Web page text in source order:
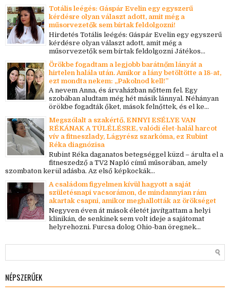
Totális leégés: Gáspár Evelin egy egyszerű
kérdésre olyan választ adott, amit még a
műsorvezetők sem bírtak feldolgozni!
Hirdetés Totális leégés: Gáspár Evelin egy egyszerű
kérdésre olyan választ adott, amit még a
műsorvezetők sem bírtak feldolgozni Játékos...
Örökbe fogadtam a legjobb barátnőm lányát a
hirtelen halála után. Amikor a lány betöltötte a 18-at,
ezt mondta nekem: „Pakolnod kell!”
A nevem Anna, és árvaházban nőttem fel. Egy
szobában aludtam még hét másik lánnyal. Néhányan
örökbe fogadták őket, mások felnőttek, és el ke...
Megszólalt a szakértő, ENNYI ESÉLYE VAN
RÉKÁNAK A TÚLÉLÉSRE, valódi élet-halál harcot
vív a fitneszlady, Lágyrész szarkóma, ez Rubint
Réka diagnózisa
Rubint Réka daganatos betegséggel küzd – árulta el a
fitneszedző a TV2 Napló című műsorában, amely
szombaton kerül adásba. Az első képkockák...
A családom figyelmen kívül hagyott a saját
születésnapi vacsorámon, de mindannyian rám
akartak csapni, amikor meghallották az örökséget
Negyven éven át mások életét javítgattam a helyi
klinikán, de senkinek sem volt ideje a sajátomat
helyrehozni. Furcsa dolog Ohio-ban öregnek...
NÉPSZERŰEK